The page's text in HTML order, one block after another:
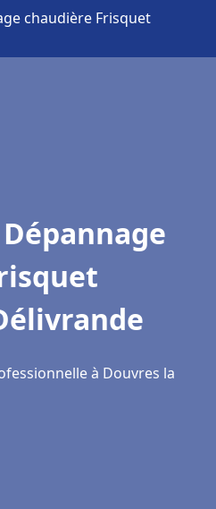
chaudière Frisquet
à Douvres la